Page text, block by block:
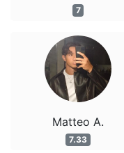
7
Matteo A.
7.33